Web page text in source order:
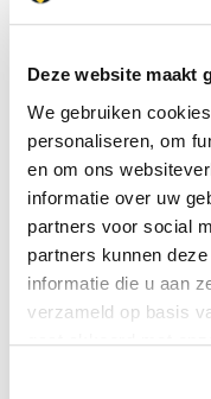
Deze website maakt
We gebruiken
personaliseren, om
en om ons
informatie over uw
partners voor social
partners kunnen
informatie die u aan
verzameld op basis
gaat akkoord met